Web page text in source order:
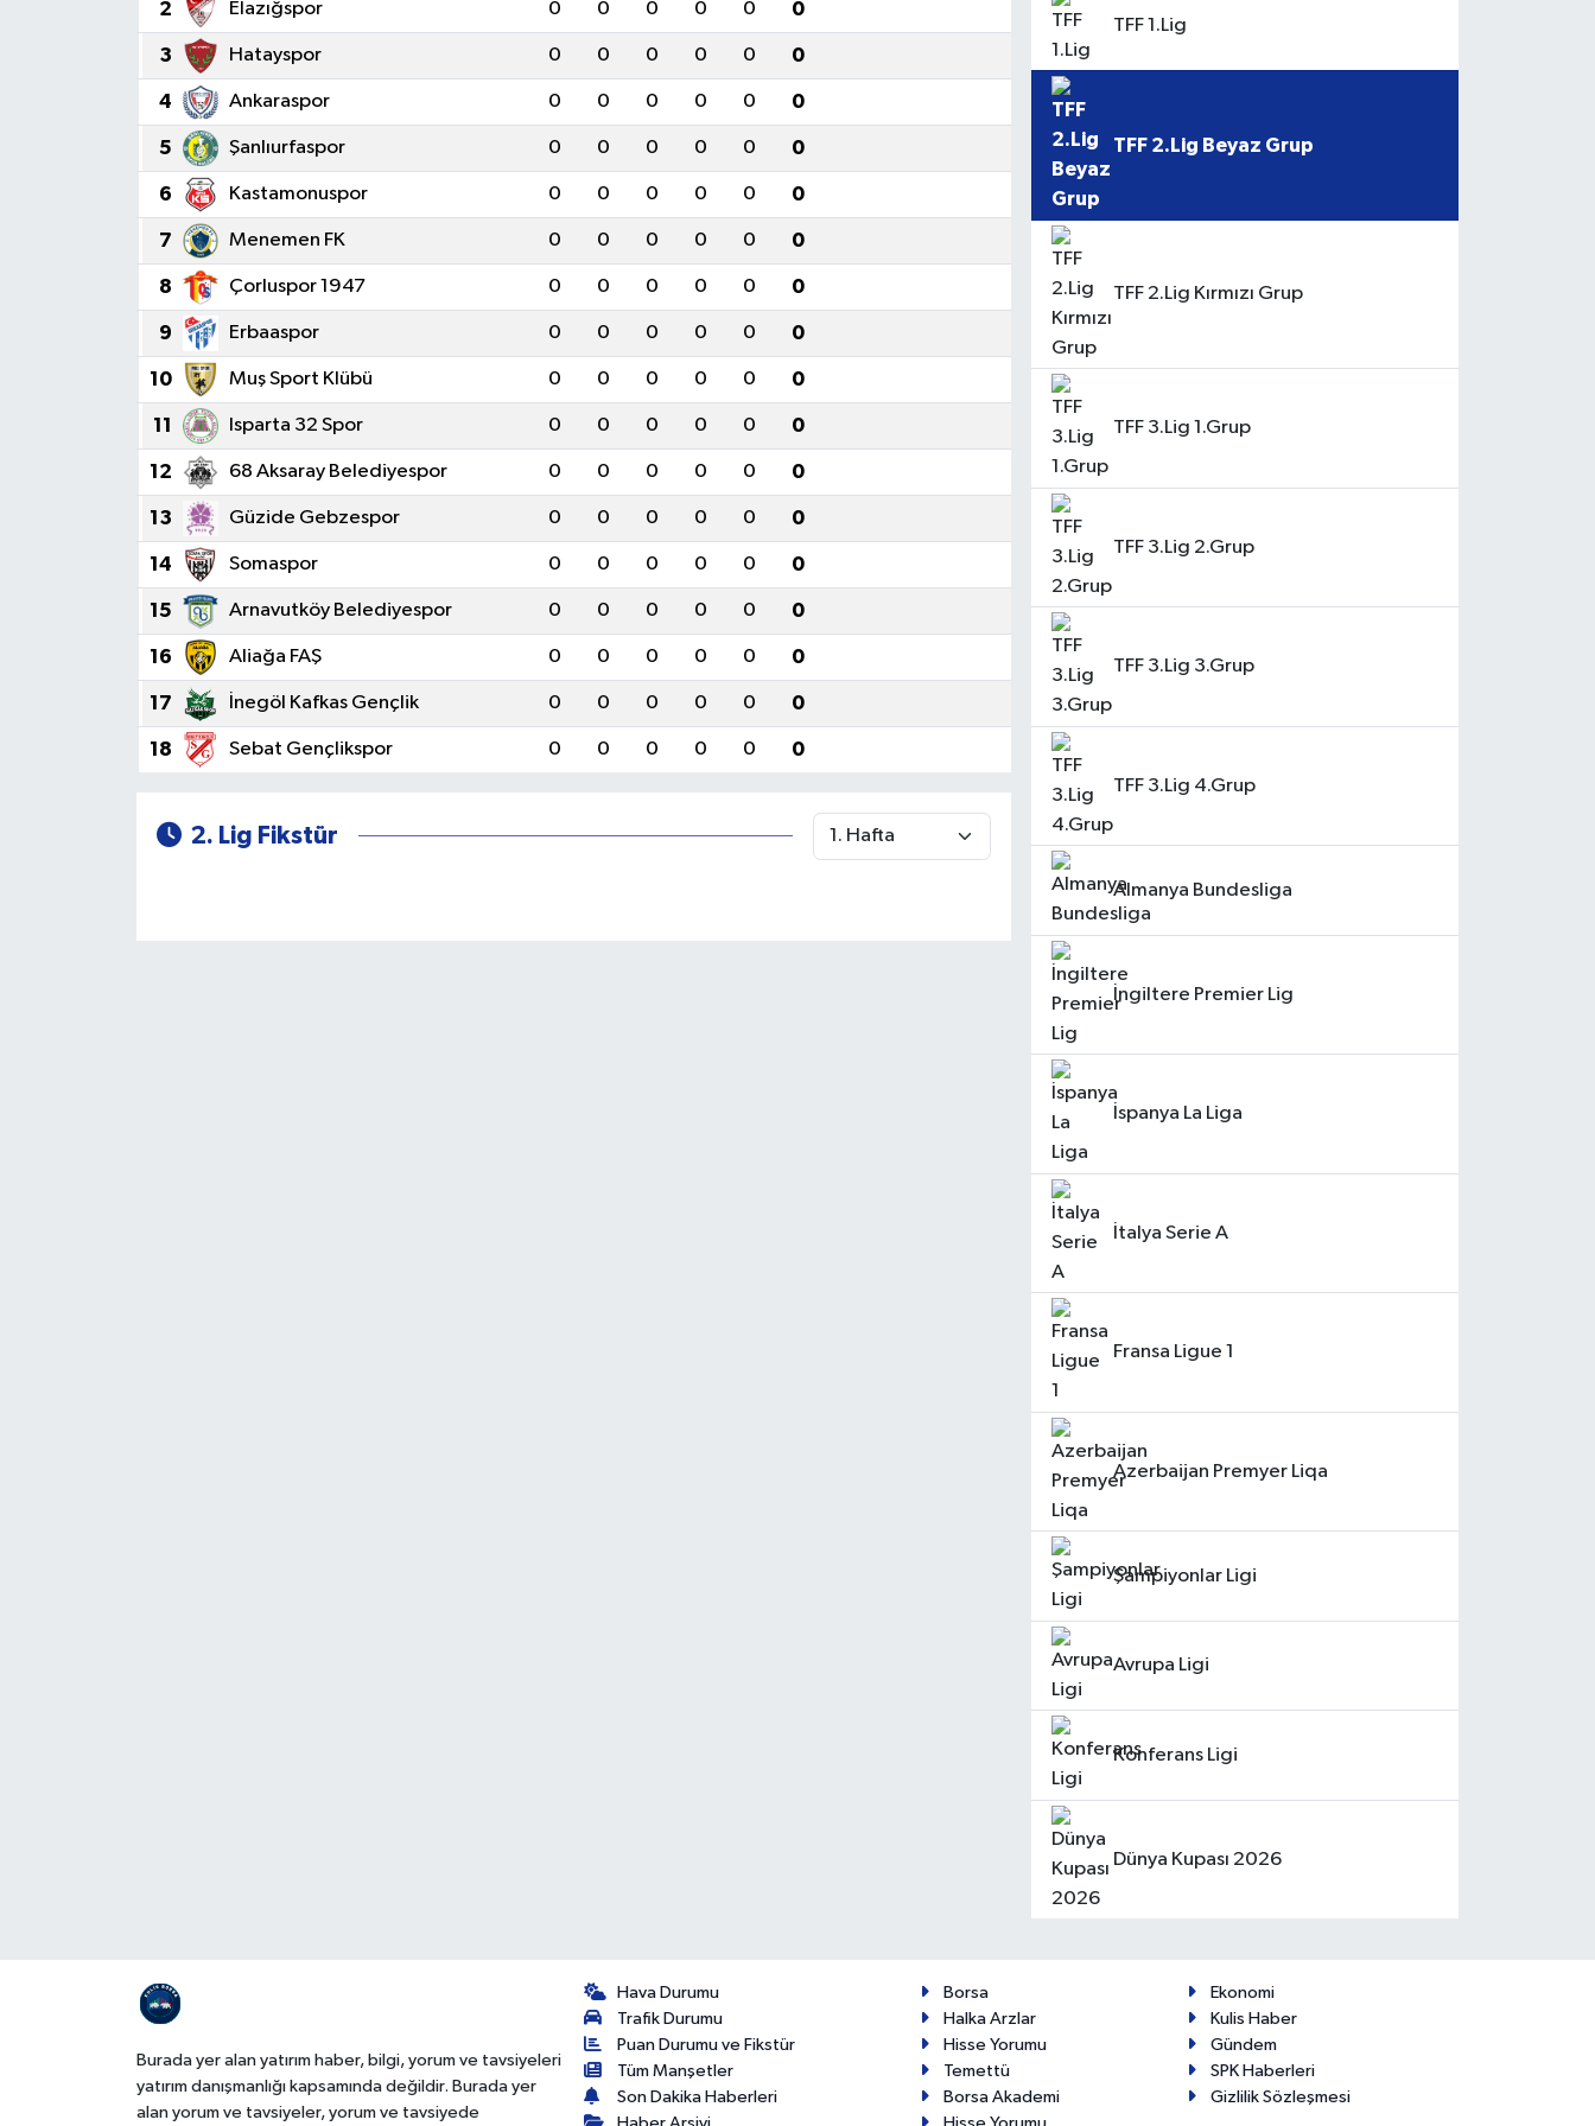
2 Elazığspor 0 0 0 0 0 0
3 Hatayspor 0 0 0 0 0 0
4 Ankaraspor 0 0 0 0 0 0
5 Şanlıurfaspor 0 0 0 0 0 0
6 Kastamonuspor 0 0 0 0 0 0
7 Menemen FK 0 0 0 0 0 0
8 Çorluspor 1947 0 0 0 0 0 0
9 Erbaaspor 0 0 0 0 0 0
10 Muş Sport Klübü 0 0 0 0 0 0
11 Isparta 32 Spor 0 0 0 0 0 0
12 68 Aksaray Belediyespor 0 0 0 0 0 0
13 Güzide Gebzespor 0 0 0 0 0 0
14 Somaspor 0 0 0 0 0 0
15 Arnavutköy Belediyespor 0 0 0 0 0 0
16 Aliağa FAŞ 0 0 0 0 0 0
17 İnegöl Kafkas Gençlik 0 0 0 0 0 0
18 Sebat Gençlikspor 0 0 0 0 0 0
2. Lig Fikstür
TFF 1.Lig
TFF 2.Lig Beyaz Grup
TFF 2.Lig Kırmızı Grup
TFF 3.Lig 1.Grup
TFF 3.Lig 2.Grup
TFF 3.Lig 3.Grup
TFF 3.Lig 4.Grup
Almanya Bundesliga
İngiltere Premier Lig
İspanya La Liga
İtalya Serie A
Fransa Ligue 1
Azerbaijan Premyer Liqa
Şampiyonlar Ligi
Avrupa Ligi
Konferans Ligi
Dünya Kupası 2026
Burada yer alan yatırım haber, bilgi, yorum ve tavsiyeleri
yatırım danışmanlığı kapsamında değildir. Burada yer
alan yorum ve tavsiyeler, yorum ve tavsiyede
Hava Durumu
Trafik Durumu
Puan Durumu ve Fikstür
Tüm Manşetler
Son Dakika Haberleri
Haber Arşivi
Borsa
Ekonomi
Halka Arzlar
Kulis Haber
Hisse Yorumu
Gündem
Temettü
SPK Haberleri
Borsa Akademi
Gizlilik Sözleşmesi
Hisse Yorumu